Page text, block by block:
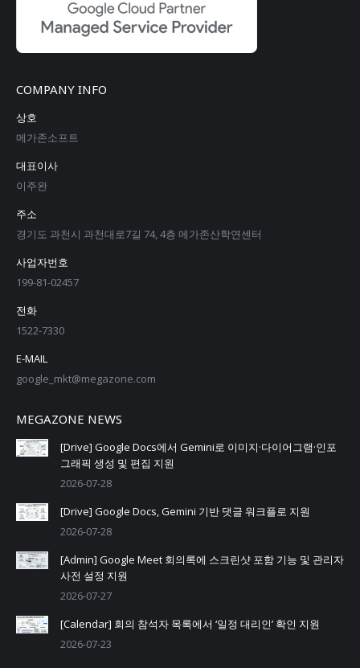
COMPANY INFO
상호
메가존소프트
대표이사
이주완
주소
경기도 과천시 과천대로7길 74, 4층 메가존산학연센터
사업자번호
199-81-02457
전화
1522-7330
E-MAIL
google_mkt@megazone.com
MEGAZONE NEWS
[Drive] Google Docs에서 Gemini로 이미지·다이어그램·인포
그래픽 생성 및 편집 지원
2026-07-28
[Drive] Google Docs, Gemini 기반 댓글 워크플로 지원
2026-07-28
[Admin] Google Meet 회의록에 스크린샷 포함 기능 및 관리자
사전 설정 지원
2026-07-27
[Calendar] 회의 참석자 목록에서 ‘일정 대리인’ 확인 지원
2026-07-23